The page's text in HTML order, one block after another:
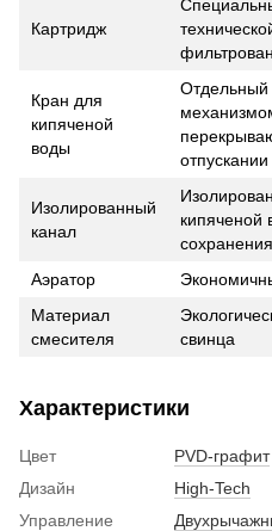
Картридж
Кран для
кипяченой
воды
Отдельный
Изолированный
канал
кипяченой
Аэратор
Материал
смесителя
свинца
Характеристики
Цвет
PVD-графит
Дизайн
High-Tech
Управление